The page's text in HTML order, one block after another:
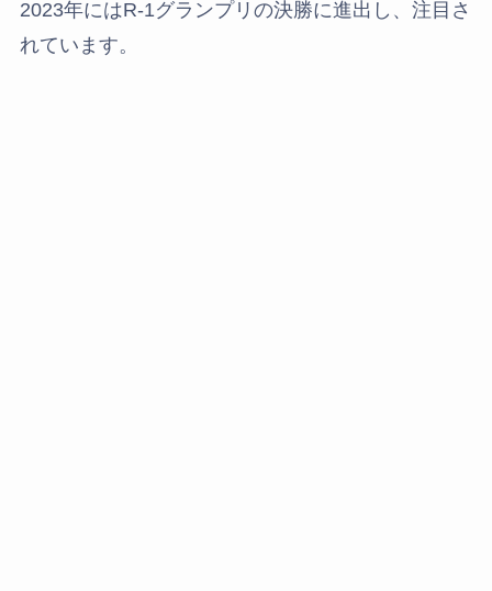
2023年にはR-1グランプリの決勝に進出し、注目さ
れています。